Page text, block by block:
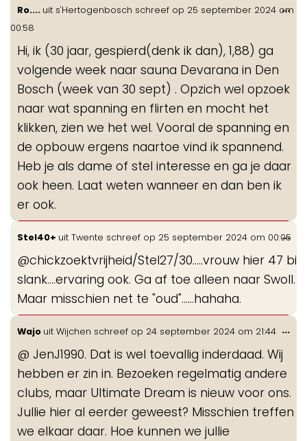
Ro.... uit s'Hertogenbosch schreef op 25 september 2024 om
00:58
Hi, ik (30 jaar, gespierd(denk ik dan), 1,88) ga
volgende week naar sauna Devarana in Den
Bosch (week van 30 sept) . Opzich wel opzoek
naar wat spanning en flirten en mocht het
klikken, zien we het wel. Vooral de spanning en
de opbouw ergens naartoe vind ik spannend.
Heb je als dame of stel interesse en ga je daar
ook heen. Laat weten wanneer en dan ben ik
er ook.
...
Stel40+ uit Twente schreef op 25 september 2024 om 00:05
@chickzoektvrijheid/Stel27/30.....vrouw hier 47 bi
slank....ervaring ook. Ga af toe alleen naar Swoll.
Maar misschien net te "oud"......hahaha.
...
Wajo uit Wijchen schreef op 24 september 2024 om 21:44
@ JenJ1990. Dat is wel toevallig inderdaad. Wij
hebben er zin in. Bezoeken regelmatig andere
clubs, maar Ultimate Dream is nieuw voor ons.
Jullie hier al eerder geweest? Misschien treffen
we elkaar daar. Hoe kunnen we jullie
...